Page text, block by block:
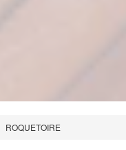
ROQUETOIRE